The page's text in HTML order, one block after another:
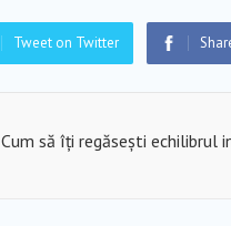
Tweet on Twitter
Cum să îți regăsești echilibrul